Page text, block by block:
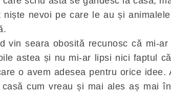
niște nevoi pe care le au și
vin seara obosită recunosc că mi-
astea și nu mi-ar lipsi nici faptul
o avem adesea pentru orice
casă cum vreau și mai ales aș mai